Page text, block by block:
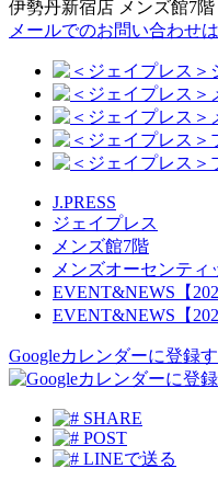
伊勢丹新宿店 メンズ館7
メールでのお問い合わせ
J.PRESS
ジェイプレス
メンズ館7階
メンズオーセンテ
EVENT&NEWS【
EVENT&NEWS【
Googleカレンダーに登録
SHARE
POST
LINEで送る